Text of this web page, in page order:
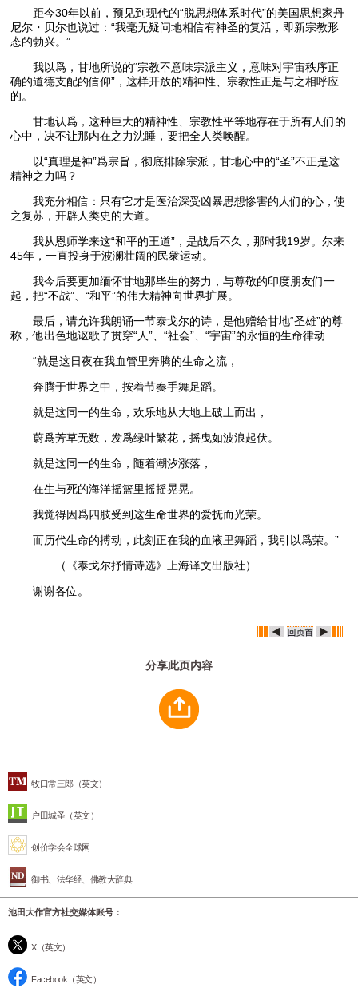
牧口常三郎（英文）
户田城圣（英文）
创价学会全球网
御书、法华经、佛教大辞典
池田大作官方社交媒体账号：
X（英文）
Facebook（英文）
距今30年以前，预见到现代的“脱思想体系时代”的美国思想家丹
尼尔・贝尔也说过：“我毫无疑问地相信有神圣的复活，即新宗教形
态的勃兴。”
我以爲，甘地所说的“宗教不意味宗派主义，意味对宇宙秩序正
确的道德支配的信仰”，这样开放的精神性、宗教性正是与之相呼应
的。
甘地认爲，这种巨大的精神性、宗教性平等地存在于所有人们的
心中，决不让那内在之力沈睡，要把全人类唤醒。
以“真理是神”爲宗旨，彻底排除宗派，甘地心中的“圣”不正是这
精神之力吗？
我充分相信：只有它才是医治深受凶暴思想惨害的人们的心，使
之复苏，开辟人类史的大道。
我从恩师学来这“和平的王道”，是战后不久，那时我19岁。尔来
45年，一直投身于波澜壮阔的民衆运动。
我今后要更加缅怀甘地那毕生的努力，与尊敬的印度朋友们一
起，把“不战”、“和平”的伟大精神向世界扩展。
最后，请允许我朗诵一节泰戈尔的诗，是他赠给甘地“圣雄”的尊
称，他出色地讴歌了贯穿“人”、“社会”、“宇宙”的永恒的生命律动
“就是这日夜在我血管里奔腾的生命之流，
奔腾于世界之中，按着节奏手舞足蹈。
就是这同一的生命，欢乐地从大地上破土而出，
蔚爲芳草无数，发爲绿叶繁花，摇曳如波浪起伏。
就是这同一的生命，随着潮汐涨落，
在生与死的海洋摇篮里摇摇晃晃。
我觉得因爲四肢受到这生命世界的爱抚而光荣。
而历代生命的搏动，此刻正在我的血液里舞蹈，我引以爲荣。”
（《泰戈尔抒情诗选》上海译文出版社）
谢谢各位。
分享此页内容